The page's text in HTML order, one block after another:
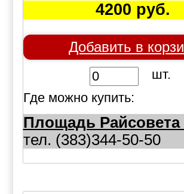
4200 руб.
Добавить в
шт.
Где можно купить:
Площадь Райсовета
тел. (383)344-50-50